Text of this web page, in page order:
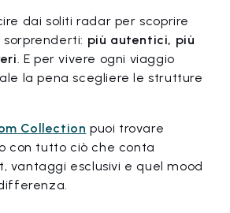
dai soliti radar per scoprire
sorprenderti: più autentici, più
. E per vivere ogni viaggio
la pena scegliere le strutture
Collection puoi trovare
con tutto ciò che conta
vantaggi esclusivi e quel mood